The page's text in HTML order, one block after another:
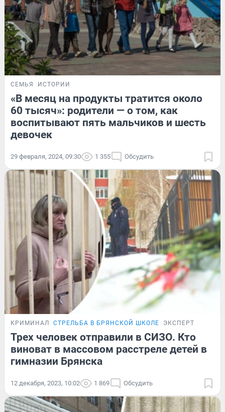
СЕМЬЯ ИСТОРИИ
«В месяц на продукты тратится около
60 тысяч»: родители — о том, как
воспитывают пять мальчиков и шесть
девочек
29 февраля, 2024, 09:30 1 355 Обсудить
КРИМИНАЛ СТРЕЛЬБА В БРЯНСКОЙ ШКОЛЕ ЭКСПЕРТ
Трех человек отправили в СИЗО. Кто
виноват в массовом расстреле детей в
гимназии Брянска
12 декабря, 2023, 10:02 1 869 Обсудить